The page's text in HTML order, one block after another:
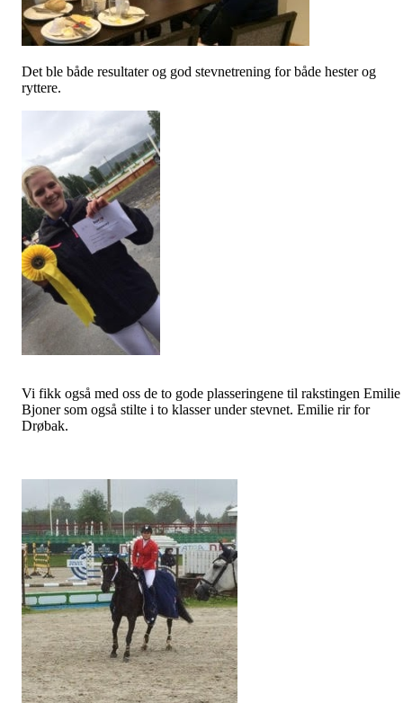
Det ble både resultater og god stevnetrening for både hester og
ryttere.
Vi fikk også med oss de to gode plasseringene til rakstingen Emilie
Bjoner som også stilte i to klasser under stevnet. Emilie rir for
Drøbak.